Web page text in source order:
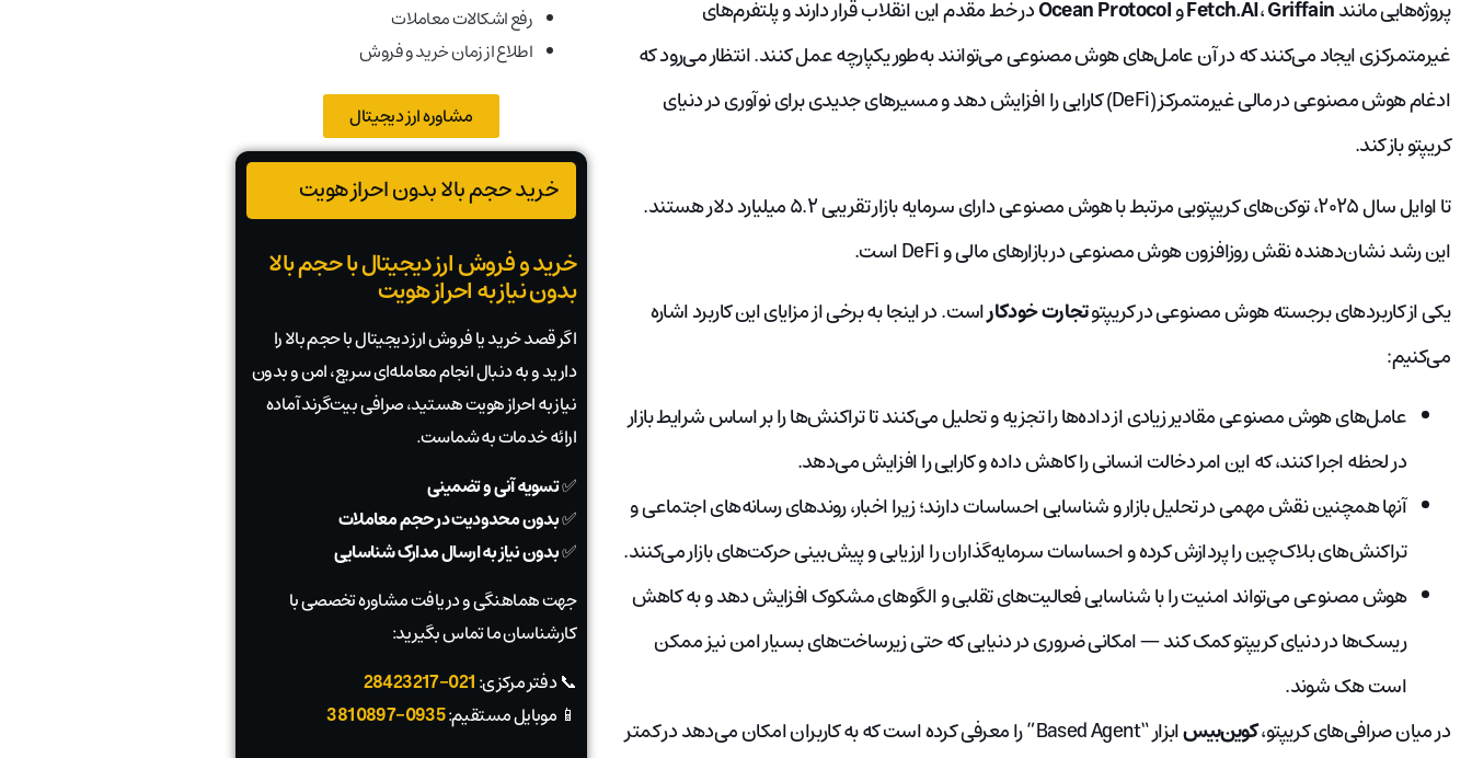
پروژه‌هایی مانند
Fetch.AI،Griffain وOcean Protocolدر خط مقدم این انقلاب قرار دارند و پلتفرم‌های
غیرمتمرکزی ایجاد می‌کنند که در آن عامل‌های هوش مصنوعی می‌توانند به‌طور یکپارچه عمل کنند. انتظار می‌رود که
ادغام هوش مصنوعی در مالی غیرمتمرکز (DeFi) کارایی را افزایش دهد و مسیرهای جدیدی برای نوآوری در دنیای
کریپتو باز کند.
تا اوایل سال ۲۰۲۵، توکن‌های کریپتویی مرتبط با هوش مصنوعی دارای سرمایه بازار تقریبی ۵.۲ میلیارد دلار هستند.
این رشد نشان‌دهنده نقش روزافزون هوش مصنوعی در بازارهای مالی و DeFi است.
یکی از کاربردهای برجسته هوش مصنوعی در کریپتوتجارت خودکاراست. در اینجا به برخی از مزایای این کاربرد اشاره
می‌کنیم:
عامل‌های هوش مصنوعی مقادیر زیادی از داده‌ها را تجزیه و تحلیل می‌کنند تا تراکنش‌ها را بر اساس شرایط بازار
در لحظه اجرا کنند، که این امر دخالت انسانی را کاهش داده و کارایی را افزایش می‌دهد.
آنها همچنین نقش مهمی در تحلیل بازار و شناسایی احساسات دارند؛ زیرا اخبار، روندهای رسانه‌های اجتماعی و
تراکنش‌های بلاک‌چین را پردازش کرده و احساسات سرمایه‌گذاران را ارزیابی و پیش‌بینی حرکت‌های بازار می‌کنند.
هوش مصنوعی می‌تواند امنیت را با شناسایی فعالیت‌های تقلبی و الگوهای مشکوک افزایش دهد و به کاهش
ریسک‌ها در دنیای کریپتو کمک کند — امکانی ضروری در دنیایی که حتی زیرساخت‌های بسیار امن نیز ممکن
است هک شوند.
در میان صرافی‌های کریپتو،کوین‌بیس
ابزار “Based Agent” را معرفی کرده است که به کاربران امکان می‌دهد در کمتر
رفع اشکالات معاملات
اطلاع از زمان خرید و فروش
مشاوره ارز دیجیتال
خرید حجم بالا بدون احراز هویت
خرید و فروش ارز دیجیتال با حجم بالا
بدون نیاز به احراز هویت
اگر قصد خرید یا فروش ارز دیجیتال با حجم بالا را
دارید و به دنبال انجام معامله‌ای سریع، امن و بدون
نیاز به احراز هویت هستید، صرافی بیت‌گرند آماده
ارائه خدمات به شماست.
✅تسویه آنی و تضمینی
✅بدون محدودیت در حجم معاملات
✅بدون نیاز به ارسال مدارک شناسایی
جهت هماهنگی و دریافت مشاوره تخصصی با
کارشناسان ما تماس بگیرید:
📞 دفتر مرکزی:021-28423217
📱 موبایل مستقیم:0935-3810897